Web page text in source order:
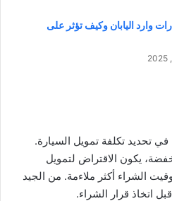
وارد اليابان وكيف تؤثر على
تحديد تكلفة تمويل السيارة.
يكون الاقتراض لتمويل
الشراء أكثر ملاءمة. من الجيد
اتخاذ قرار الشراء.